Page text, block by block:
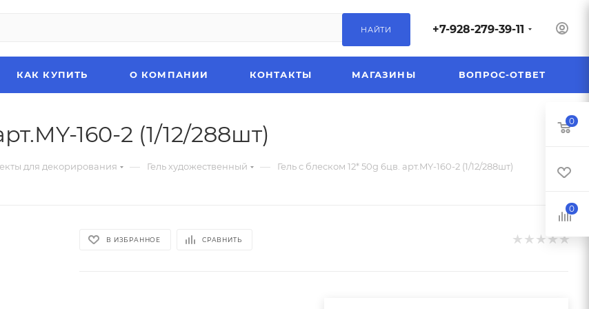
НАЙТИ +7-928-279-39-11
КАК КУПИТЬ О КОМПАНИИ КОНТАКТЫ МАГАЗИНЫ ВОПРОС-ОТВЕТ
160-2 (1/12/288шт)
для декорирования — Гель художественный — Гель с блеском 12* 50g 6цв. арт.MY-160-2 (1/12/288шт)
В ИЗБРАННОЕ СРАВНИТЬ
0
0